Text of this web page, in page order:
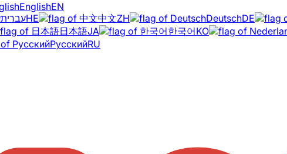
EnglishEN
עבריתHE 中文ZH DeutschDE
日本語JA 한국어KO
РусскийRU